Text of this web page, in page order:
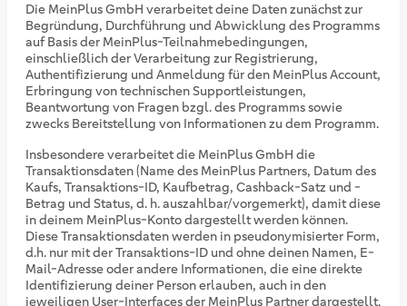
Die MeinPlus GmbH verarbeitet deine Daten zunächst zur
Begründung, Durchführung und Abwicklung des Programms
auf Basis der MeinPlus-Teilnahmebedingungen,
einschließlich der Verarbeitung zur Registrierung,
Authentifizierung und Anmeldung für den MeinPlus Account,
Erbringung von technischen Supportleistungen,
Beantwortung von Fragen bzgl. des Programms sowie
zwecks Bereitstellung von Informationen zu dem Programm.
Insbesondere verarbeitet die MeinPlus GmbH die
Transaktionsdaten (Name des MeinPlus Partners, Datum des
Kaufs, Transaktions-ID, Kaufbetrag, Cashback-Satz und -
Betrag und Status, d. h. auszahlbar/vorgemerkt), damit diese
in deinem MeinPlus-Konto dargestellt werden können.
Diese Transaktionsdaten werden in pseudonymisierter Form,
d.h. nur mit der Transaktions-ID und ohne deinen Namen, E-
Mail-Adresse oder andere Informationen, die eine direkte
Identifizierung deiner Person erlauben, auch in den
jeweiligen User-Interfaces der MeinPlus Partner dargestellt.